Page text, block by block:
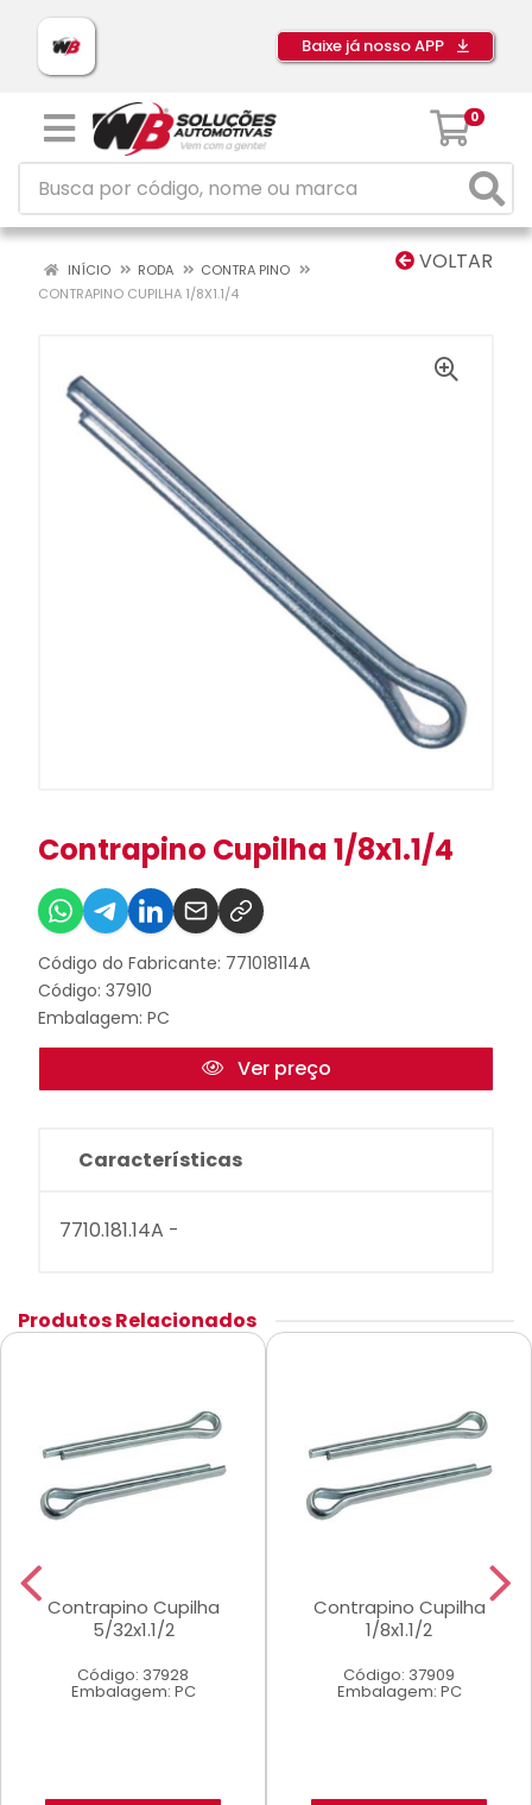
Baixe já nosso APP
0
VOLTAR
INÍCIO RODA
CONTRA PINO
CONTRAPINO CUPILHA 1/8X1.1/4
Contrapino Cupilha 1/8x1.1/4
Código do Fabricante: 771018114A
Código: 37910
Embalagem: PC
Ver preço
Características
7710.181.14A -
Produtos Relacionados
Contrapino Cupilha
5/32x1.1/2
Código: 37928
Embalagem: PC
Contrapino Cupilha
1/8x1.1/2
Código: 37909
Embalagem: PC